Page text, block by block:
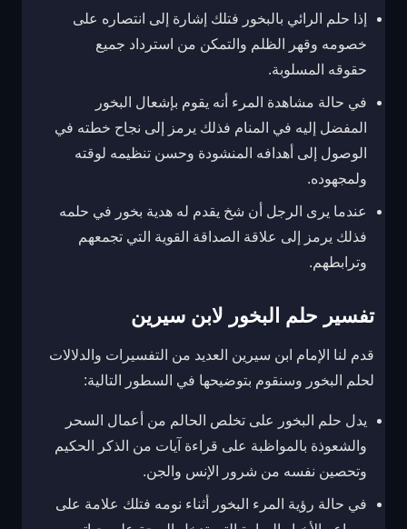
إذا حلم الرائي بالبخور فتلك إشارة إلى انتصاره على
خصومه وقهر الظلم والتمكن من استرداد جميع
حقوقه المسلوبة.
في حالة مشاهدة المرء أنه يقوم بإشعال البخور
المفضل إليه في المنام فذلك يرمز إلى نجاح خطته في
الوصول إلى أهدافه المنشودة وحسن تنظيمه لوقته
ولمجهوده.
عندما يرى الرجل أن شخ يقدم له هدية بخور في حلمه
فذلك يرمز إلى علاقة الصداقة القوية التي تجمعهم
وترابطهم.
تفسير حلم البخور لابن سيرين
قدم لنا الإمام ابن سيرين العديد من التفسيرات والدلالات
لحلم البخور وسنقوم بتوضيحها في السطور التالية:
يدل حلم البخور على تخلص الحالم من أعمال السحر
والشعوذة بالمواظبة على قراءة آيات من الذكر الحكيم
وتحصين نفسه من شرور الإنس والجن.
في حالة رؤية المرء البخور أثناء نومه فتلك علامة على